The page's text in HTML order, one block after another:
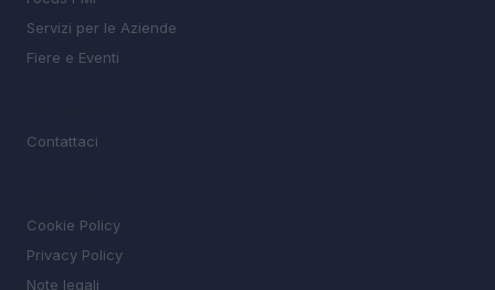
Servizi per le Aziende
Fiere e Eventi
Contattaci
Cookie Policy
Privacy Policy
Note legali